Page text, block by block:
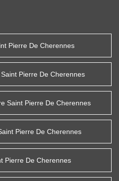
Pierre De Cherennes
Pierre De Cherennes
Saint Pierre De Cherennes
Pierre De Cherennes
Pierre De Cherennes